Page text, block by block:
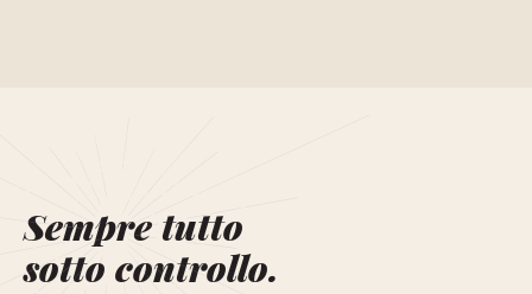
Sempre tutto
sotto controllo.